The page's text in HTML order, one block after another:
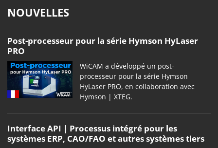
NOUVELLES
Post-processeur pour la série Hymson HyLaser
PRO
WiCAM a développé un post-
processeur pour la série Hymson
HyLaser PRO, en collaboration avec
Hymson | XTEG.
Interface API | Processus intégré pour les
systèmes ERP, CAO/FAO et autres systèmes tiers